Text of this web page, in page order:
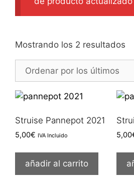
Mostrando los 2 resultados
Struise Pannepot 2021
5,00€ IVA Incluido
añadir al carrito
5,00